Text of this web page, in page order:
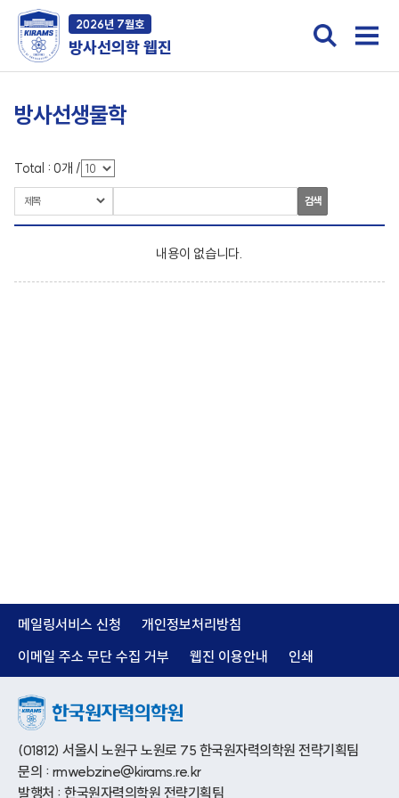
2026년 7월호
방사선의학 웹진
방사선생물학
Total :0개 /
검색
내용이 없습니다.
메일링서비스 신청
개인정보처리방침
이메일 주소 무단 수집 거부
웹진 이용안내 인쇄
(01812) 서울시 노원구 노원로 75 한국원자력의학원 전략기획팀
문의 : rmwebzine@kirams.re.kr
발행처 : 한국원자력의학원 전략기획팀